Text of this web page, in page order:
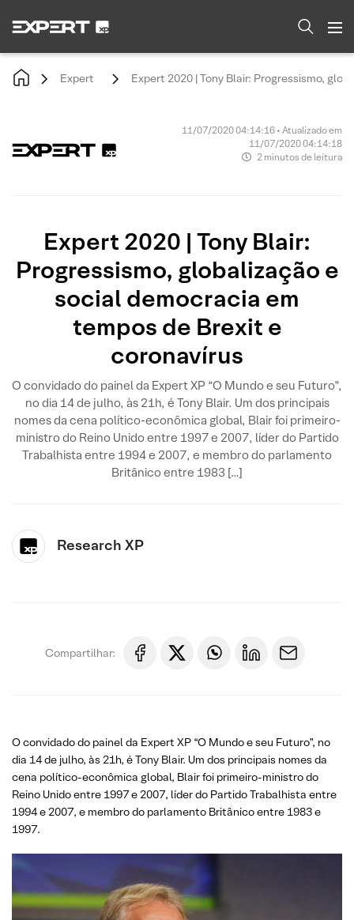
Expert Expert 2020 | Tony Blair: Progressismo,
11/07/2020 04:14:16 • Atualizado em
11/07/2020 04:14:18
2 minutos de leitura
Expert 2020 | Tony Blair:
Progressismo, globalização e
social democracia em
tempos de Brexit e
coronavírus
O convidado do painel da Expert XP “O Mundo e seu Futuro”,
no dia 14 de julho, às 21h, é Tony Blair. Um dos principais
nomes da cena político-econômica global, Blair foi primeiro-
ministro do Reino Unido entre 1997 e 2007, líder do Partido
Trabalhista entre 1994 e 2007, e membro do parlamento
Britânico entre 1983 […]
Research XP
Compartilhar:
O convidado do painel da Expert XP “O Mundo e seu Futuro”, no
dia 14 de julho, às 21h, é Tony Blair. Um dos principais nomes da
cena político-econômica global, Blair foi primeiro-ministro do
Reino Unido entre 1997 e 2007, líder do Partido Trabalhista entre
1994 e 2007, e membro do parlamento Britânico entre 1983 e
1997.